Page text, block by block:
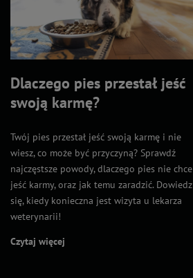
Dlaczego pies przestał jeść
swoją karmę?
Twój pies przestał jeść swoją karmę i nie
wiesz, co może być przyczyną? Sprawdź
najczęstsze powody, dlaczego pies nie chce
jeść karmy, oraz jak temu zaradzić. Dowiedz
się, kiedy konieczna jest wizyta u lekarza
weterynarii!
Czytaj więcej